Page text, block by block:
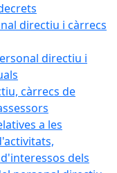
directiu i càrrecs
directiu i
càrrecs de
a les
dels